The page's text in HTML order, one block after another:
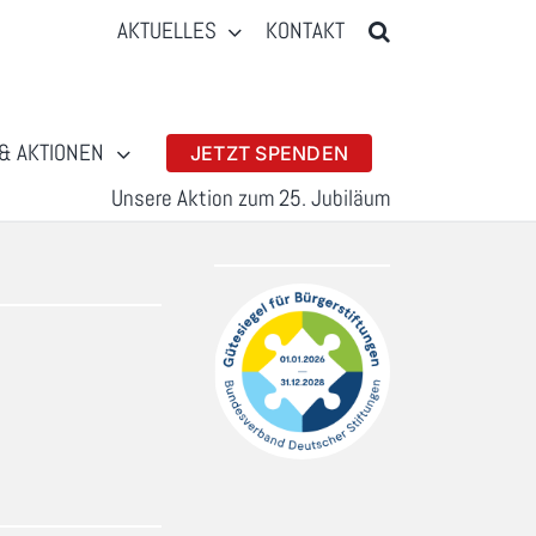
AKTUELLES KONTAKT
AKTIONEN JETZT SPENDEN
Unsere Aktion zum 25. Jubiläum